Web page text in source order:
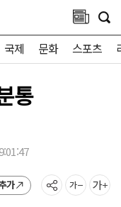
국제 문화 스포츠
통
가